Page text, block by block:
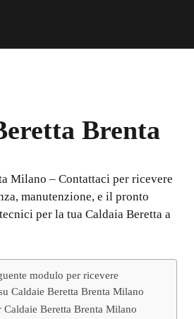
Brenta
Milano – Contattaci per ricevere
manutenzione, e il pronto
per la tua Caldaia Beretta a
modulo per ricevere
Caldaie Beretta Brenta Milano
Beretta Brenta Milano